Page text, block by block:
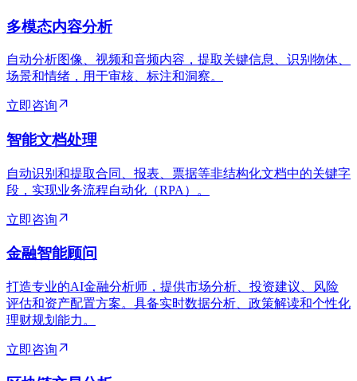
多模态内容分析
自动分析图像、视频和音频内容，提取关键信息、识别物体、
场景和情绪，用于审核、标注和洞察。
立即咨询
智能文档处理
自动识别和提取合同、报表、票据等非结构化文档中的关键字
段，实现业务流程自动化（RPA）。
立即咨询
金融智能顾问
打造专业的AI金融分析师，提供市场分析、投资建议、风险
评估和资产配置方案。具备实时数据分析、政策解读和个性化
理财规划能力。
立即咨询